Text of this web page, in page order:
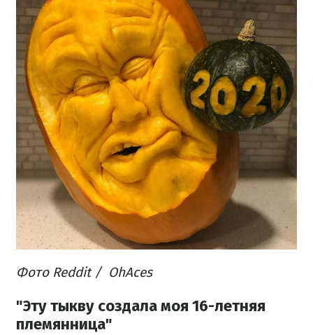
Фото Reddit / OhAces
"Эту тыкву создала моя 16-летняя
племянница"